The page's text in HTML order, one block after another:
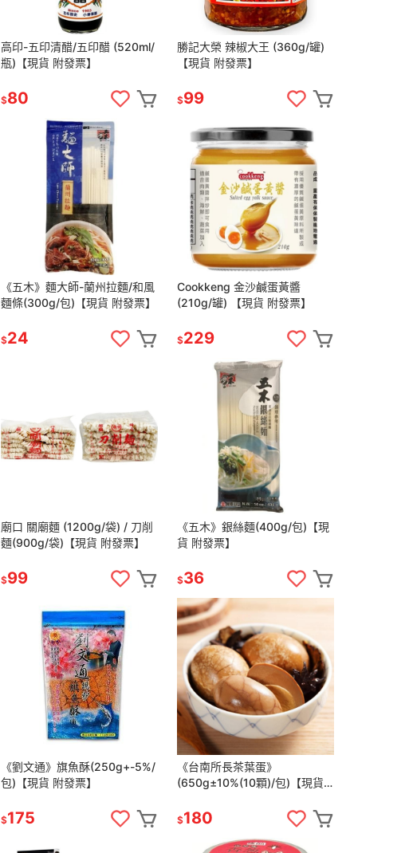
高印-五印清醋/五印醋 (520ml/
瓶)【現貨 附發票】
$80
勝記大榮 辣椒大王 (360g/罐)
【現貨 附發票】
$99
《五木》麵大師-蘭州拉麵/和風
麵條(300g/包)【現貨 附發票】
$24
Cookkeng 金沙鹹蛋黃醬
(210g/罐) 【現貨 附發票】
$229
廟口 關廟麵 (1200g/袋) / 刀削
麵(900g/袋)【現貨 附發票】
$99
《五木》銀絲麵(400g/包)【現
貨 附發票】
$36
《劉文通》旗魚酥(250g+-5%/
包)【現貨 附發票】
$175
《台南所長茶葉蛋》
(650g±10%(10顆)/包)【現貨
$180